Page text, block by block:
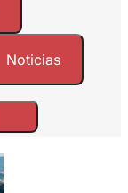
Noticias